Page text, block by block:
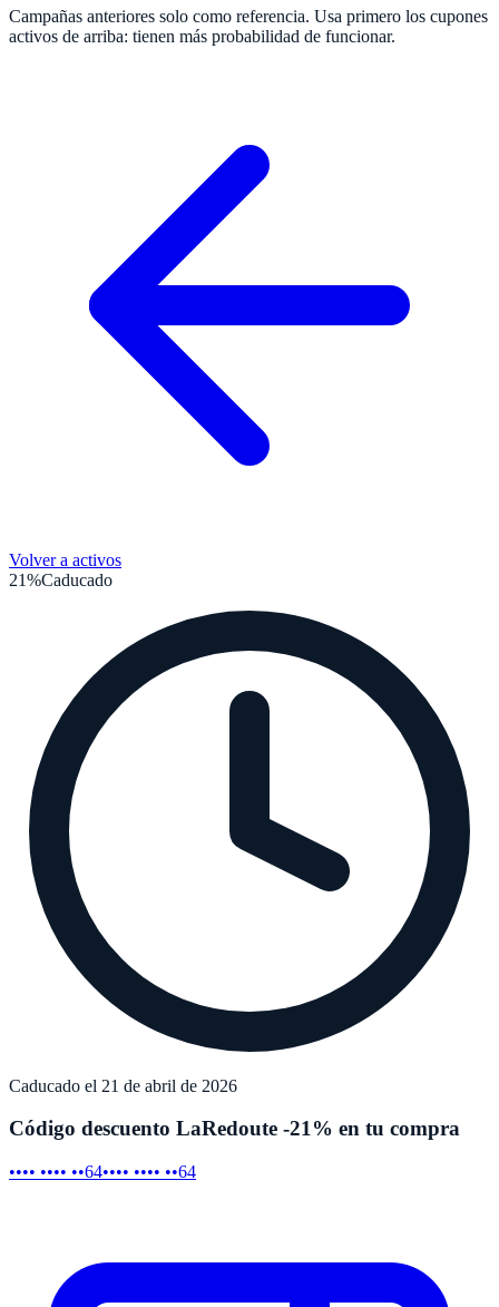
Campañas anteriores solo como referencia. Usa primero los cupones
activos de arriba: tienen más probabilidad de funcionar.
Volver a activos
21%Caducado
Caducado el 21 de abril de 2026
Código descuento LaRedoute -21% en tu compra
•••• •••• ••64•••• •••• ••64